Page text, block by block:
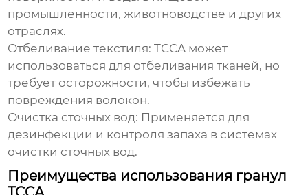
промышленности, животноводстве и других
отраслях.
Отбеливание текстиля: TCCA может
использоваться для отбеливания тканей, но
требует осторожности, чтобы избежать
повреждения волокон.
Очистка сточных вод: Применяется для
дезинфекции и контроля запаха в системах
очистки сточных вод.
Преимущества использования гранул